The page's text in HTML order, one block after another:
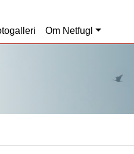
Om Netfugl